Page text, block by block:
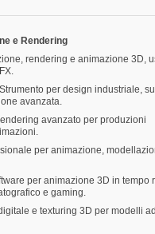
e Rendering
rendering e animazione 3D,
per design industriale,
avanzata.
avanzato per produzioni
per animazione,
per animazione 3D in tempo
e gaming.
e texturing 3D per modelli